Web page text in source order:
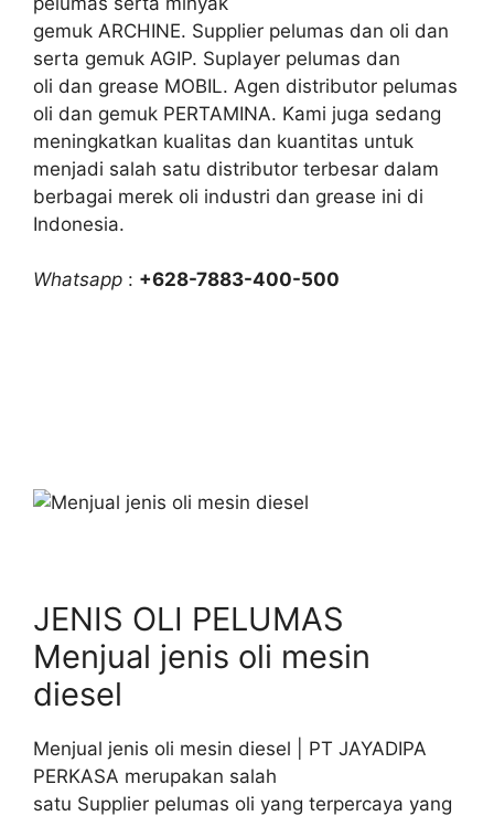
gemuk ARCHINE. Supplier pelumas dan oli dan
serta gemuk AGIP. Suplayer pelumas dan
oli dan grease MOBIL. Agen distributor pelumas
oli dan gemuk PERTAMINA. Kami juga sedang
meningkatkan kualitas dan kuantitas untuk
menjadi salah satu distributor terbesar dalam
berbagai merek oli industri dan grease ini di
Indonesia.
Whatsapp : +628-7883-400-500
JENIS OLI PELUMAS
Menjual jenis oli mesin
diesel
Menjual jenis oli mesin diesel | PT JAYADIPA
PERKASA merupakan salah
satu Supplier pelumas oli yang terpercaya yang